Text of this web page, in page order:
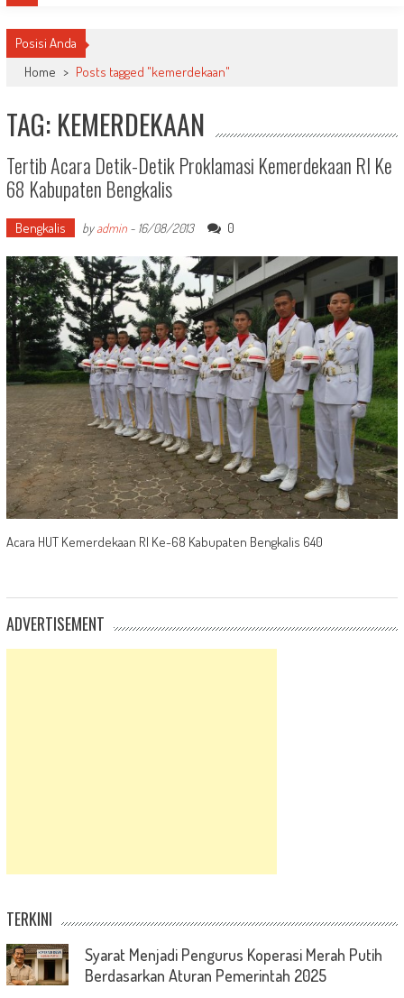
Posisi Anda
Home > Posts tagged "kemerdekaan"
TAG: KEMERDEKAAN
Tertib Acara Detik-Detik Proklamasi Kemerdekaan RI Ke
68 Kabupaten Bengkalis
Bengkalis byadmin- 16/08/2013 0
Acara HUT Kemerdekaan RI Ke-68 Kabupaten Bengkalis 640
ADVERTISEMENT
TERKINI
Syarat Menjadi Pengurus Koperasi Merah Putih
Berdasarkan Aturan Pemerintah 2025